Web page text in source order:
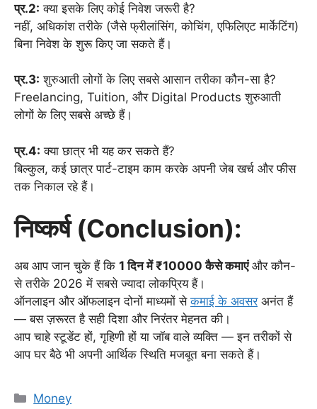
प्र.2: क्या इसके लिए कोई निवेश जरूरी है?
नहीं, अधिकांश तरीके (जैसे फ्रीलांसिंग, कोचिंग, एफिलिएट मार्केटिंग)
बिना निवेश के शुरू किए जा सकते हैं।
प्र.3: शुरुआती लोगों के लिए सबसे आसान तरीका कौन-सा है?
Freelancing, Tuition, और Digital Products शुरुआती
लोगों के लिए सबसे अच्छे हैं।
प्र.4: क्या छात्र भी यह कर सकते हैं?
बिल्कुल, कई छात्र पार्ट-टाइम काम करके अपनी जेब खर्च और फीस
तक निकाल रहे हैं।
निष्कर्ष (Conclusion):
अब आप जान चुके हैं कि 1 दिन में ₹10000 कैसे कमाएंऔर कौन-
से तरीके 2026 में सबसे ज्यादा लोकप्रिय हैं।
ऑनलाइन और ऑफलाइन दोनों माध्यमों सेकमाई के अवसरअनंत हैं
— बस ज़रूरत है सही दिशा और निरंतर मेहनत की।
आप चाहे स्टूडेंट हों, गृहिणी हों या जॉब वाले व्यक्ति — इन तरीकों से
आप घर बैठे भी अपनी आर्थिक स्थिति मजबूत बना सकते हैं।
Categories
Money